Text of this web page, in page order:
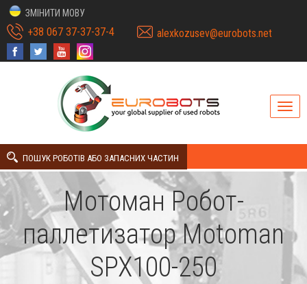
ЗМІНИТИ МОВУ
+38 067 37-37-37-4 alexkozusev@eurobots.net
ПОШУК РОБОТІВ АБО ЗАПАСНИХ ЧАСТИН
Мотоман Робот-
паллетизатор Motoman
SPX100-250